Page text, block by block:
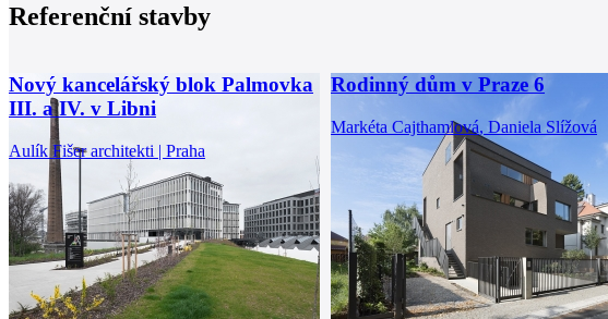
Referenční stavby
Nový kancelářský blok Palmovka
III. a IV. v Libni
Aulík Fišer architekti | Praha
Rodinný dům v Praze 6
Markéta Cajthamlová, Daniela Slížová